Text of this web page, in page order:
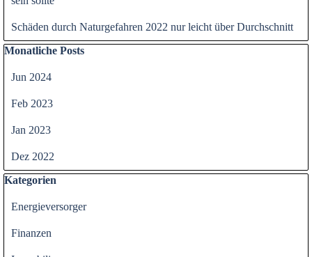
Schäden durch Naturgefahren 2022 nur leicht über Durchschnitt
Block überspringen Monatliche Posts
Monatliche Posts
Jun 2024
Feb 2023
Jan 2023
Dez 2022
Block überspringen Kategorien
Kategorien
Energieversorger
Finanzen